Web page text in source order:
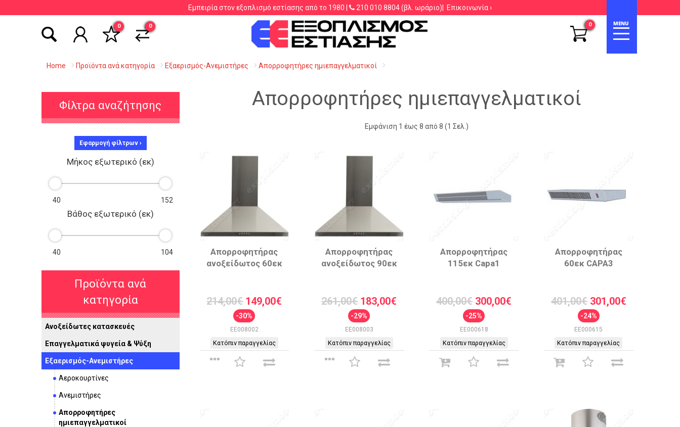
Αναζήτηση βάσει είδους, εταιρείας, κωδικού κ.λ.π.
Εμπειρία στον εξοπλισμό εστίασης από το 1980 | 210 010 8804(βλ. ωράριο)| Επικοινωνία ›
0 0 0
Home Προϊόντα ανά κατηγορία Εξαερισμός-Ανεμιστήρες Απορροφητήρες ημιεπαγγελματικοί
Φίλτρα αναζήτησης
Εφαρμογή φίλτρων ›
Μήκος εξωτερικό (εκ)
Βάθος εξωτερικό (εκ)
Προϊόντα ανά
κατηγορία
Ανοξείδωτες κατασκευές
Επαγγελματικά ψυγεία & Ψύξη
Εξαερισμός-Ανεμιστήρες
Αεροκουρτίνες
Ανεμιστήρες
Απορροφητήρες
ημιεπαγγελματικοί
Απορροφητήρες ημιεπαγγελματικοί
Εμφάνιση 1 έως 8 από 8 (1 Σελ.)
Απορροφητήρας
ανοξείδωτος 60εκ
214,00€ 149,00€
-30%
EE008002
Κατόπιν παραγγελίας
Απορροφητήρας
ανοξείδωτος 90εκ
261,00€ 183,00€
-29%
EE008003
Κατόπιν παραγγελίας
Απορροφητήρας
115εκ Capa1
400,00€ 300,00€
-25%
EE000618
Κατόπιν παραγγελίας
Απορροφητήρας
60εκ CAPA3
401,00€ 301,00€
-24%
EE000615
Κατόπιν παραγγελίας